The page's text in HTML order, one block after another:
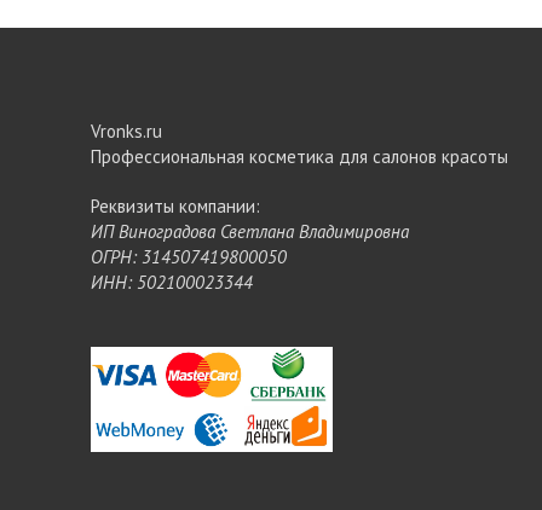
Vronks.ru
Профессиональная косметика для салонов красоты
Реквизиты компании:
ИП Виноградова Светлана Владимировна
ОГРН: 314507419800050
ИНН: 502100023344